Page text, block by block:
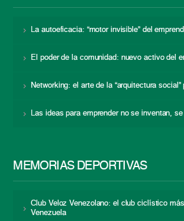
La autoeficacia: “motor invisible” del
El poder de la comunidad: nuevo activo del
Networking: el arte de la “arquitectura social”
Las ideas para emprender no se inventan,
MEMORIAS DEPORTIVAS
Club Veloz Venezolano: el club ciclístico
Venezuela